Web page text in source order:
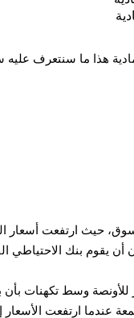
هذا ما سنتعرف
يقوم بنك الاحتياطي
في التاريخ، تجاوزت أسعار
الأسعار إلى ما يتجاوز